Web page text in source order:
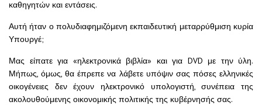
καθηγητών και εντάσεις.
Αυτή ήταν ο πολυδιαφημιζόμενη εκπαιδευτική μεταρρύθμιση κυρία
Υπουργέ;
Μας είπατε για «ηλεκτρονικά βιβλία» και για DVD με την ύλη.
Μήπως, όμως, θα έπρεπε να λάβετε υπόψιν σας πόσες ελληνικές
οικογένειες δεν έχουν ηλεκτρονικό υπολογιστή, συνέπεια της
ακολουθούμενης οικονομικής πολιτικής της κυβέρνησής σας.